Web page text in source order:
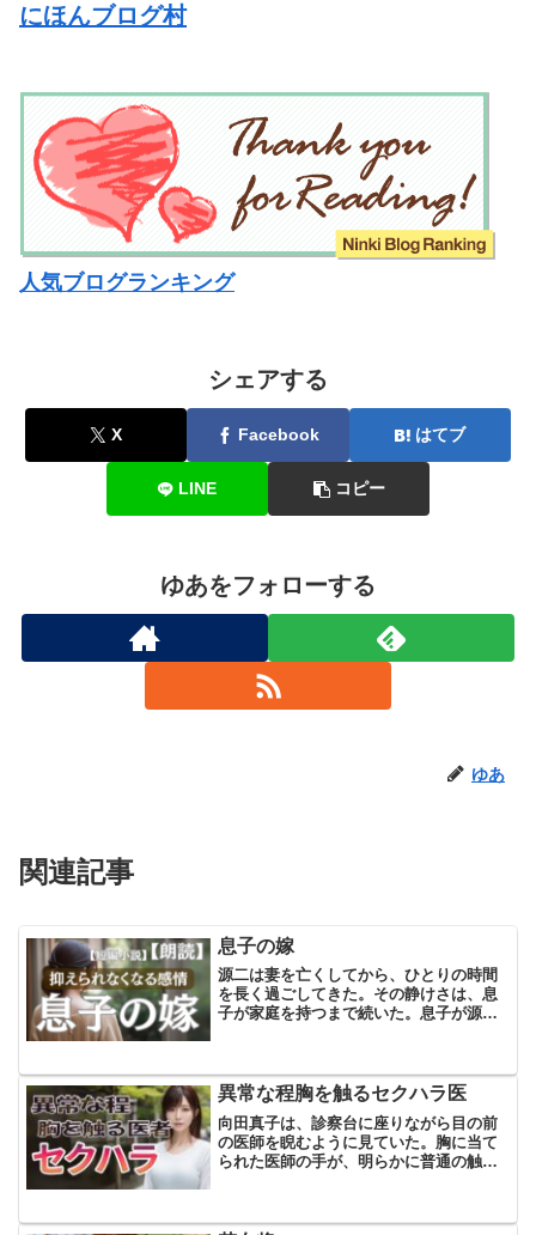
にほんブログ村
人気ブログランキング
シェアする
X Facebook はてブ
LINE コピー
ゆあをフォローする
ゆあ
関連記事
息子の嫁
源二は妻を亡くしてから、ひとりの時間
を長く過ごしてきた。その静けさは、息
子が家庭を持つまで続いた。息子が源二
いありさだった。彼女との同居は、源二
の穏やかな生活に小さな波...
異常な程胸を触るセクハラ医
向田真子は、診察台に座りながら目の前
の医師を睨むように見ていた。胸に当て
られた医師の手が、明らかに普通の触診